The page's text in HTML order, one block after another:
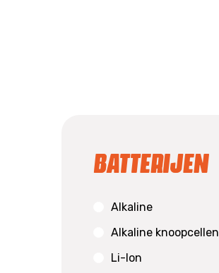
Batterijen
Alkaline
Alkaline knoopcellen
Li-Ion